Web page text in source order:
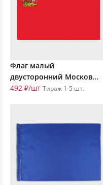
Флаг малый
двусторонний Москов...
492 ₽/шт Тираж 1-5 шт.